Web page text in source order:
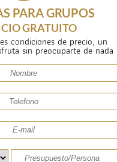
PARA GRUPOS
GRATUITO
condiciones de precio, un
sin preocuparte de nada